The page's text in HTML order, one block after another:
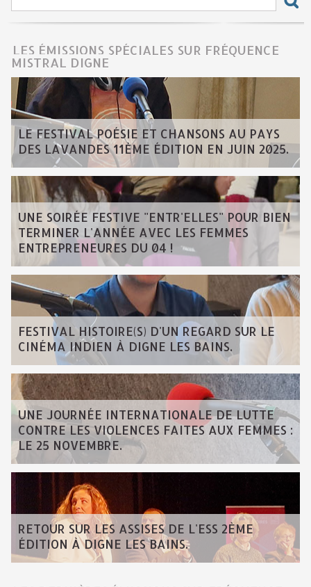
LES ÉMISSIONS SPÉCIALES SUR FRÉQUENCE
MISTRAL DIGNE
LE FESTIVAL POÉSIE ET CHANSONS AU PAYS
DES LAVANDES 11ÈME ÉDITION EN JUIN 2025.
UNE SOIRÉE FESTIVE "ENTR'ELLES" POUR BIEN
TERMINER L'ANNÉE AVEC LES FEMMES
ENTREPRENEURES DU 04 !
FESTIVAL HISTOIRE(S) D'UN REGARD SUR LE
CINÉMA INDIEN À DIGNE LES BAINS.
UNE JOURNÉE INTERNATIONALE DE LUTTE
CONTRE LES VIOLENCES FAITES AUX FEMMES :
LE 25 NOVEMBRE.
RETOUR SUR LES ASSISES DE L'ESS 2ÈME
ÉDITION À DIGNE LES BAINS.